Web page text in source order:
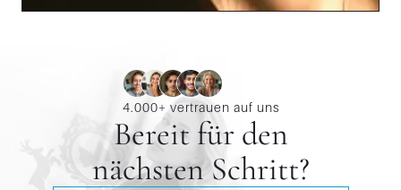
4.000+ vertrauen auf uns
Bereit für den
nächsten Schritt?